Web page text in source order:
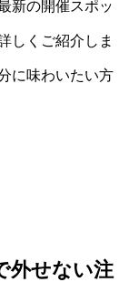
新の開催スポッ
しくご紹介しま
に味わいたい方
外せない注